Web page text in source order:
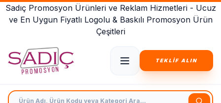
Sadıç Promosyon Ürünleri ve Reklam Hizmetleri - Ucuz
ve En Uygun Fiyatlı Logolu & Baskılı Promosyon Ürün
Çeşitleri
TEKLİF ALIN
Ürün Adı, Ürün Kodu veya Kategori Ara